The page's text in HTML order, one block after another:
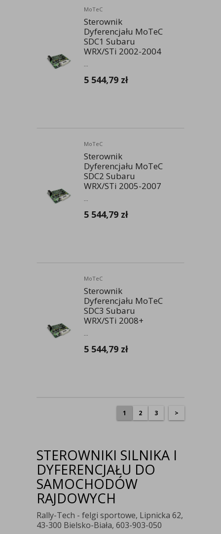
MoTeC
Sterownik
Dyferencjału MoTeC
SDC1 Subaru
WRX/STi 2002-2004
5 544,79 zł
MoTeC
Sterownik
Dyferencjału MoTeC
SDC2 Subaru
WRX/STi 2005-2007
5 544,79 zł
MoTeC
Sterownik
Dyferencjału MoTeC
SDC3 Subaru
WRX/STi 2008+
5 544,79 zł
1 2 3 >
STEROWNIKI SILNIKA I
DYFERENCJAŁU DO
SAMOCHODÓW
RAJDOWYCH
Rally-Tech - felgi sportowe, Lipnicka 62,
43-300 Bielsko-Biała, 603-903-050